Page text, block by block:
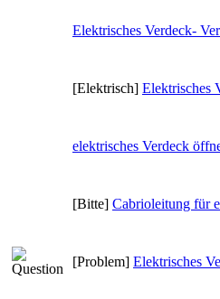
Elektrisches Verdeck-
[Elektrisch] Elektrisches
elektrisches Verdeck
[Bitte] Cabrioleitung für
[Problem] Elektrisches